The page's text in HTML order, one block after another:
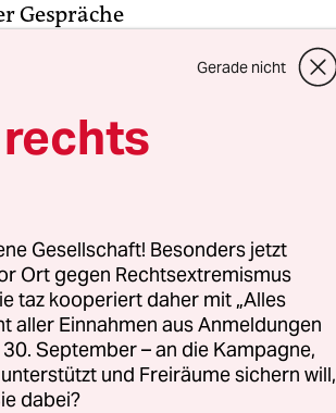
Gespräche
dieser
zu Beauvoir
als
„Ich
sagt Sartre.
des
gut kenne.
und es
Gerade nicht
Gesellschaft! Besonders jetzt
Ort gegen Rechtsextremismus
taz kooperiert daher mit „Alles
aller Einnahmen aus Anmeldungen
September – an die Kampagne,
und Freiräume sichern will,
dabei?